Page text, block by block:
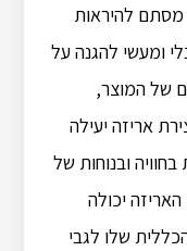
מסתם להיראות
ומעשי להגנה על
של המוצר,
אריזה יעילה
ובנוחות של
יכולה
שלו לגבי